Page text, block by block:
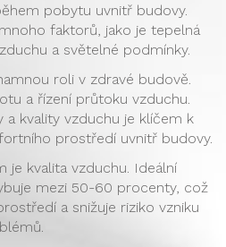
pobytu uvnitř budovy.
faktorů, jako je tepelná
a světelné podmínky.
roli v zdravé budově.
a řízení průtoku vzduchu.
a kvality vzduchu je klíčem k
prostředí uvnitř budovy.
je kvalita vzduchu. Ideální
mezi 50-60 procenty, což
a snižuje riziko vzniku